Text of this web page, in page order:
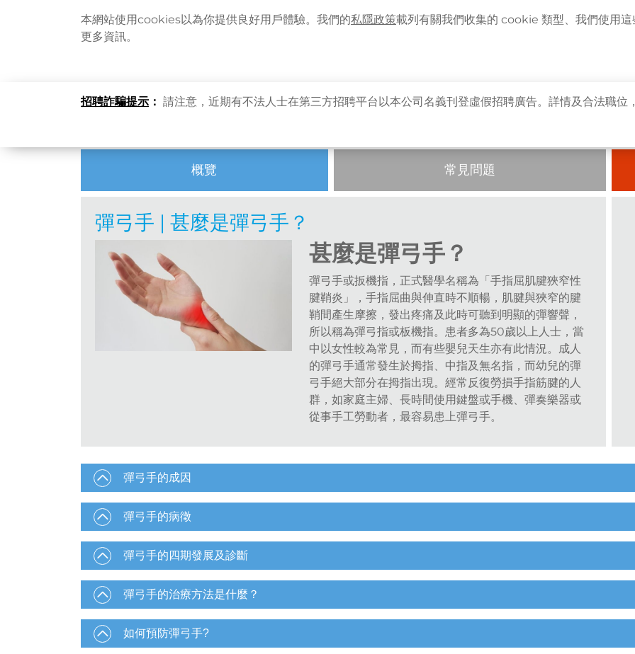
本網站使用cookies以為你提供良好用戶體驗。我們的私隱政策載列有關我們收集的 cookie 類型、我們使用
更多資訊。
招聘詐騙提示 ： 請注意，近期有不法人士在第三方招聘平台以本公司名義刊登虛假招聘廣告。詳情及合法職位
語言 企業客戶登入 最新資訊
概覽 常見問題
彈弓手 | 甚麼是彈弓手？
甚麼是彈弓手？
彈弓手或扳機指，正式醫學名稱為「手指屈肌腱狹窄性
腱鞘炎」，手指屈曲與伸直時不順暢，肌腱與狹窄的腱
鞘間產生摩擦，發出疼痛及此時可聽到明顯的彈響聲，
所以稱為彈弓指或板機指。患者多為50歲以上人士，當
中以女性較為常見，而有些嬰兒天生亦有此情況。成人
的彈弓手通常發生於拇指、中指及無名指，而幼兒的彈
弓手絕大部分在拇指出現。經常反復勞損手指筋腱的人
群，如家庭主婦、長時間使用鍵盤或手機、彈奏樂器或
從事手工勞動者，最容易患上彈弓手。
彈弓手的成因
彈弓手的病徵
彈弓手的四期發展及診斷
彈弓手的治療方法是什麼？
如何預防彈弓手?